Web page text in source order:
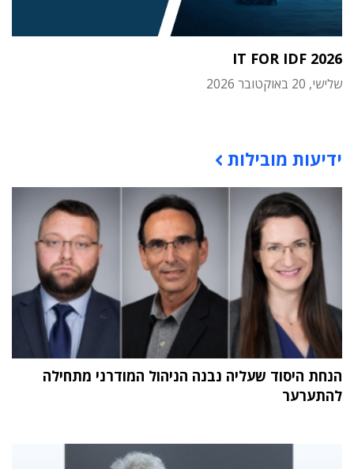
IT FOR IDF 2026
שלישי, 20 באוקטובר 2026
ידיעות מובילות
הנחת היסוד שעליה נבנה הניהול המודרני מתחילה
להתערער